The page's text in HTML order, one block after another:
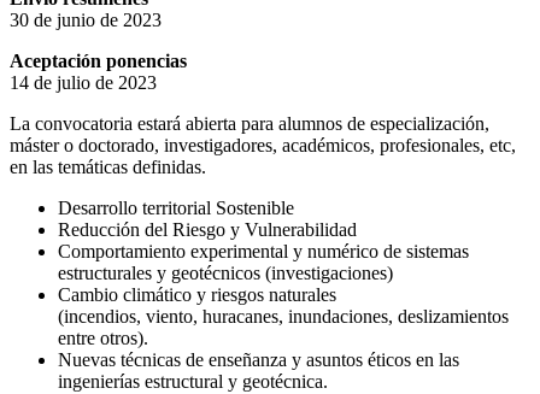
30 de junio de 2023
Aceptación ponencias
14 de julio de 2023
La convocatoria estará abierta para alumnos de especialización,
máster o doctorado, investigadores, académicos, profesionales, etc,
en las temáticas definidas.
Desarrollo territorial Sostenible
Reducción del Riesgo y Vulnerabilidad
Comportamiento experimental y numérico de sistemas
estructurales y geotécnicos (investigaciones)
Cambio climático y riesgos naturales
(incendios, viento, huracanes, inundaciones, deslizamientos
entre otros).
Nuevas técnicas de enseñanza y asuntos éticos en las
ingenierías estructural y geotécnica.